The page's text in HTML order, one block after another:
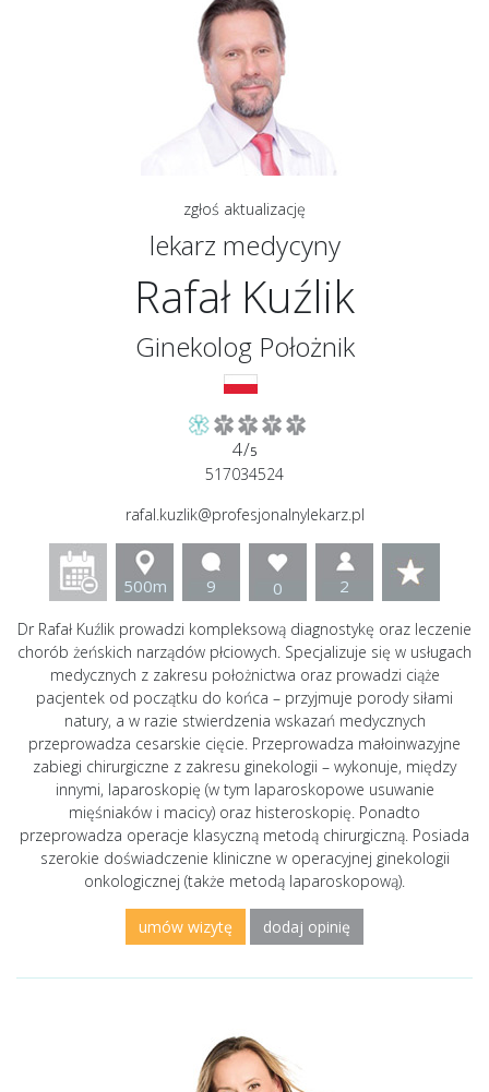
zgłoś aktualizację
lekarz medycyny
Rafał Kuźlik
Ginekolog Położnik
4/5
517034524
rafal.kuzlik@profesjonalnylekarz.pl
500m 9 0 2
Dr Rafał Kuźlik prowadzi kompleksową diagnostykę oraz leczenie
chorób żeńskich narządów płciowych. Specjalizuje się w usługach
medycznych z zakresu położnictwa oraz prowadzi ciąże
pacjentek od początku do końca – przyjmuje porody siłami
natury, a w razie stwierdzenia wskazań medycznych
przeprowadza cesarskie cięcie. Przeprowadza małoinwazyjne
zabiegi chirurgiczne z zakresu ginekologii – wykonuje, między
innymi, laparoskopię (w tym laparoskopowe usuwanie
mięśniaków i macicy) oraz histeroskopię. Ponadto
przeprowadza operacje klasyczną metodą chirurgiczną. Posiada
szerokie doświadczenie kliniczne w operacyjnej ginekologii
onkologicznej (także metodą laparoskopową).
umów wizytę dodaj opinię